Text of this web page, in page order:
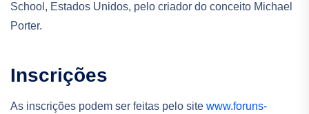
School, Estados Unidos, pelo criador do conceito Michael
Porter.
Inscrições
As inscrições podem ser feitas pelo site www.foruns-